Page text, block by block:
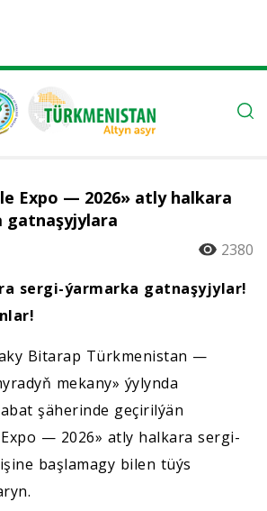
Expo — 2026» atly halkara
gatnaşyjylara
2380
sergi-ýarmarka gatnaşyjylar!
Bitarap Türkmenistan —
mekany» ýylynda
şäherinde geçirilýän
— 2026» atly halkara sergi-
başlamagy bilen tüýs